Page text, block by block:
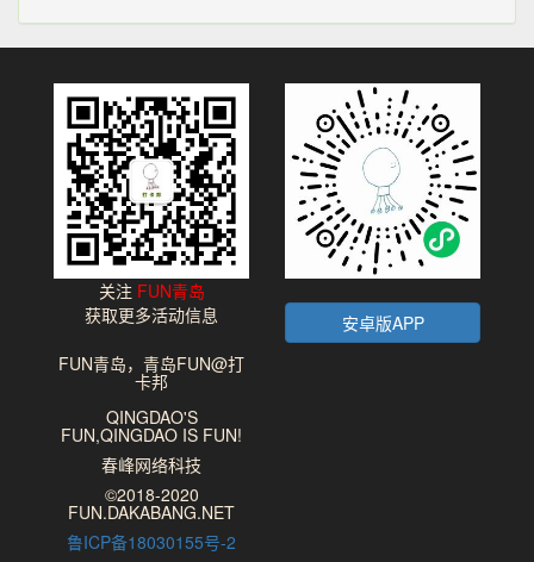
关注 FUN青岛
获取更多活动信息
安卓版APP
FUN青岛，青岛FUN@打
卡邦
QINGDAO'S
FUN,QINGDAO IS FUN!
春峰网络科技
©2018-2020
FUN.DAKABANG.NET
鲁ICP备18030155号-2